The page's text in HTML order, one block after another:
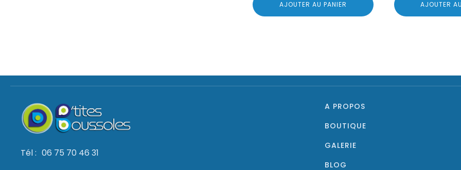
AJOUTER AU PANIER
initial
était
AJOUTER
Tél : 06 75 70 46 31
A PROPOS
BOUTIQUE
GALERIE
BLOG